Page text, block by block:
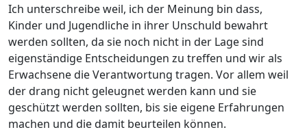
Ich unterschreibe weil, ich der Meinung bin dass,
Kinder und Jugendliche in ihrer Unschuld bewahrt
werden sollten, da sie noch nicht in der Lage sind
eigenständige Entscheidungen zu treffen und wir als
Erwachsene die Verantwortung tragen. Vor allem weil
der drang nicht geleugnet werden kann und sie
geschützt werden sollten, bis sie eigene Erfahrungen
machen und die damit beurteilen können.